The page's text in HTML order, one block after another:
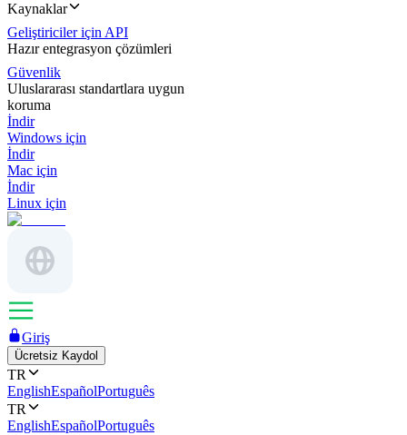
Kaynaklar
Geliştiriciler için API
Hazır entegrasyon çözümleri
Güvenlik
Uluslararası standartlara uygun
koruma
İndir
Windows için
İndir
Mac için
İndir
Linux için
Giriş
Ücretsiz Kaydol
TR
EnglishEspañolPortuguês
TR
EnglishEspañolPortuguês